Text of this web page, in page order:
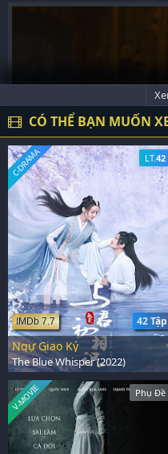
CÓ THỂ BẠN MUỐN
LT.42
42 Tập
IMDb 7.7
C-DRAMA
Ngự Giao Ký
The Blue Whisper (2022)
Phụ Đề
V-MOVIE